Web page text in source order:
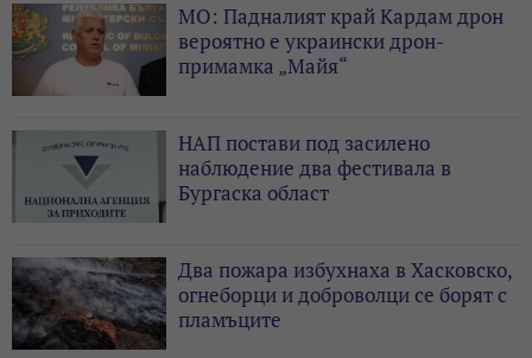
МО: Падналият край Кардам дрон
вероятно е украински дрон-
примамка „Майя“
НАП постави под засилено
наблюдение два фестивала в
Бургаска област
Два пожара избухнаха в Хасковско,
огнеборци и доброволци се борят с
пламъците